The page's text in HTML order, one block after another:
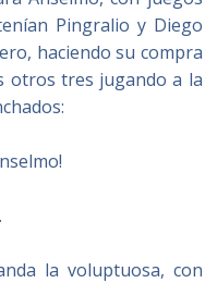
Pingralio y Diego
haciendo su compra
otros tres jugando a la
la voluptuosa, con